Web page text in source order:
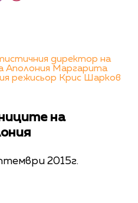
директор на
Аполония Маргарита
режисьор Крис Шарков
на
2015г.